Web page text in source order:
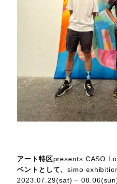
アート特区presents.CASO
ベントとして、simo
2023.07.29(sat) –